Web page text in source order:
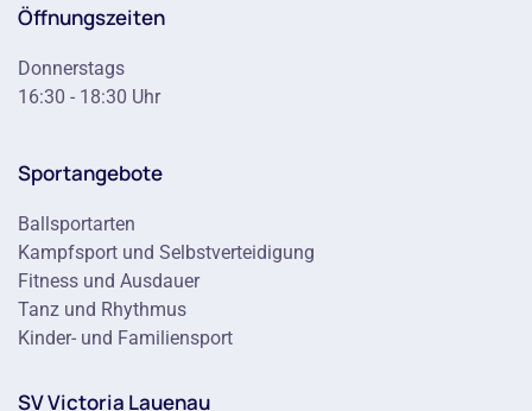
Öffnungszeiten
Donnerstags
16:30 - 18:30 Uhr
Sportangebote
Ballsportarten
Kampfsport und Selbstverteidigung
Fitness und Ausdauer
Tanz und Rhythmus
Kinder- und Familiensport
SV Victoria Lauenau